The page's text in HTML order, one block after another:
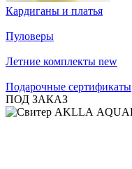
Кардиганы и платья
Пуловеры
Летние комплекты new
Подарочные сертификаты
ПОД ЗАКАЗ